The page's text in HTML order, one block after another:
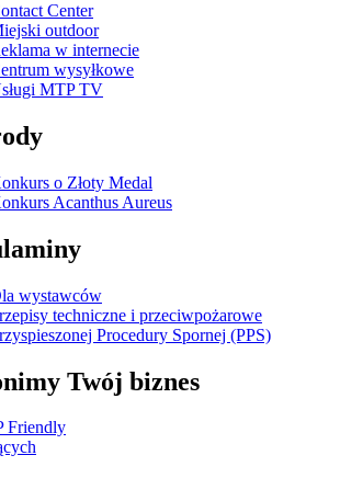
Center
outdoor
w internecie
wysyłkowe
MTP TV
o Złoty Medal
Acanthus Aureus
wystawców
techniczne i przeciwpożarowe
Procedury Spornej (PPS)
Twój biznes
Friendly